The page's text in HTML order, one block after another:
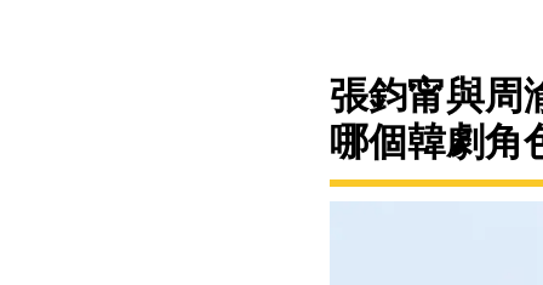
張鈞甯與周
哪個韓劇角